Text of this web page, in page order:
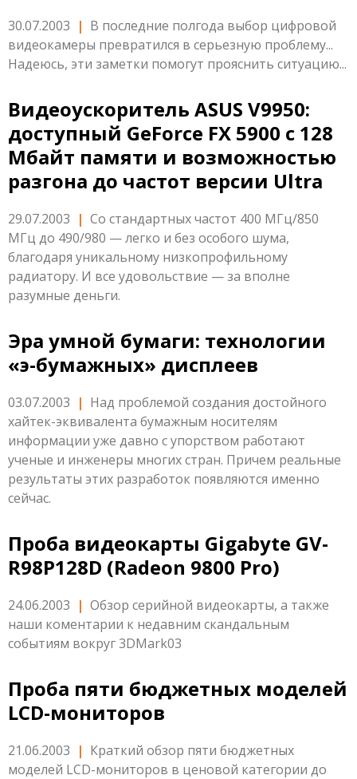
30.07.2003 | В последние полгода выбор цифровой
видеокамеры превратился в серьезную проблему...
Надеюсь, эти заметки помогут прояснить ситуацию...
Видеоускоритель ASUS V9950:
доступный GeForce FX 5900 c 128
Мбайт памяти и возможностью
разгона до частот версии Ultra
29.07.2003 | Со стандартных частот 400 МГц/850
МГц до 490/980 — легко и без особого шума,
благодаря уникальному низкопрофильному
радиатору. И все удовольствие — за вполне
разумные деньги.
Эра умной бумаги: технологии
«э-бумажных» дисплеев
03.07.2003 | Над проблемой создания достойного
хайтек-эквивалента бумажным носителям
информации уже давно с упорством работают
ученые и инженеры многих стран. Причем реальные
результаты этих разработок появляются именно
сейчас.
Проба видеокарты Gigabyte GV-
R98P128D (Radeon 9800 Pro)
24.06.2003 | Обзор серийной видеокарты, а также
наши коментарии к недавним скандальным
событиям вокруг 3DMark03
Проба пяти бюджетных моделей
LCD-мониторов
21.06.2003 | Краткий обзор пяти бюджетных
моделей LCD-мониторов в ценовой категории до